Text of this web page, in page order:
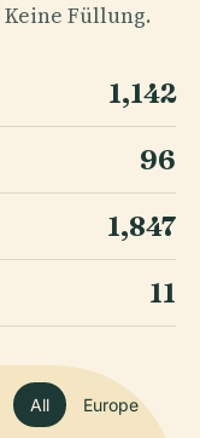
Füllung.
1,142
96
1,847
11
All Europe